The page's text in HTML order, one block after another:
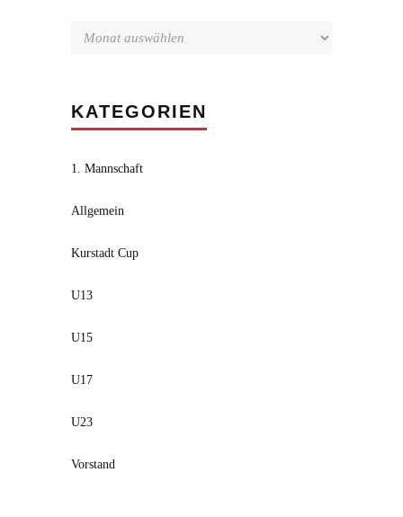
KATEGORIEN
1. Mannschaft
Allgemein
Kurstadt Cup
U13
U15
U17
U23
Vorstand